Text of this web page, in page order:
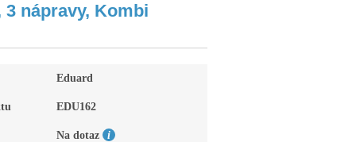
nápravy, Kombi
Eduard
EDU162
Na dotaz